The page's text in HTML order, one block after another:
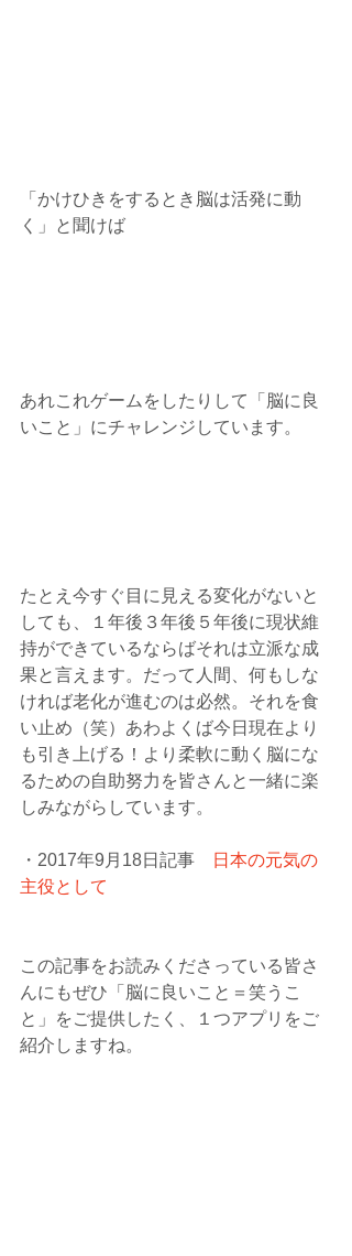
「かけひきをするとき脳は活発に動
く」と聞けば
あれこれゲームをしたりして「脳に良
いこと」にチャレンジしています。
たとえ今すぐ目に見える変化がないと
しても、１年後３年後５年後に現状維
持ができているならばそれは立派な成
果と言えます。だって人間、何もしな
ければ老化が進むのは必然。それを食
い止め（笑）あわよくば今日現在より
も引き上げる！より柔軟に動く脳にな
るための自助努力を皆さんと一緒に楽
しみながらしています。
・2017年9月18日記事
日本の元気の
主役として
この記事をお読みくださっている皆さ
んにもぜひ「脳に良いこと＝笑うこ
と」をご提供したく、１つアプリをご
紹介しますね。